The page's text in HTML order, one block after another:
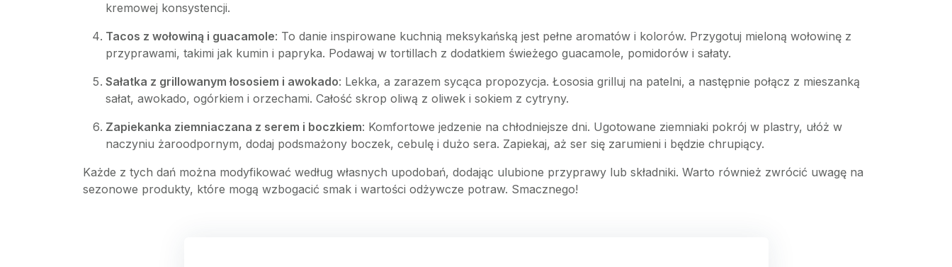
kremowej konsystencji.
Tacos z wołowiną i guacamole: To danie inspirowane kuchnią meksykańską jest pełne aromatów i kolorów. Przygotuj mieloną wołowinę z
przyprawami, takimi jak kumin i papryka. Podawaj w tortillach z dodatkiem świeżego guacamole, pomidorów i sałaty.
Sałatka z grillowanym łososiem i awokado: Lekka, a zarazem sycąca propozycja. Łososia grilluj na patelni, a następnie połącz z mieszanką
sałat, awokado, ogórkiem i orzechami. Całość skrop oliwą z oliwek i sokiem z cytryny.
Zapiekanka ziemniaczana z serem i boczkiem: Komfortowe jedzenie na chłodniejsze dni. Ugotowane ziemniaki pokrój w plastry, ułóż w
naczyniu żaroodpornym, dodaj podsmażony boczek, cebulę i dużo sera. Zapiekaj, aż ser się zarumieni i będzie chrupiący.
Każde z tych dań można modyfikować według własnych upodobań, dodając ulubione przyprawy lub składniki. Warto również zwrócić uwagę na
sezonowe produkty, które mogą wzbogacić smak i wartości odżywcze potraw. Smacznego!